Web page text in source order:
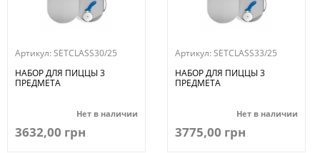
Артикул: SETCLASS30/25
НАБОР ДЛЯ ПИЦЦЫ 3
ПРЕДМЕТА
Нет в наличии
3632,00 грн
Артикул: SETCLASS33/25
НАБОР ДЛЯ ПИЦЦЫ 3
ПРЕДМЕТА
Нет в наличии
3775,00 грн